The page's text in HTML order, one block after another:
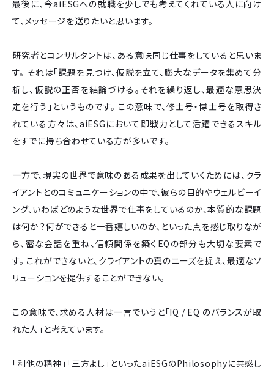
最後に、今aiESGへの就職を少しでも考えてくれている人に向け
て、メッセージを送りたいと思います。
研究者とコンサルタントは、ある意味同じ仕事をしていると思いま
す。 それは「課題を見つけ、仮説を立て、膨大なデータを集めて分
析し、仮説の正否を結論づける。それを繰り返し、最適な意思決
定を行う」というものです。 この意味で、修士号・博士号を取得さ
れている方々は、aiESGにおいて即戦力として活躍できるスキル
をすでに持ち合わせている方が多いです。
一方で、現実の世界で意味のある成果を出していくためには、クラ
イアントとのコミュニケーションの中で、彼らの目的やウェルビーイ
ング、いわばどのような世界で仕事をしているのか、本質的な課題
は何か？何ができると一番嬉しいのか、といった点を感じ取りなが
ら、密な会話を重ね、信頼関係を築くEQの部分も大切な要素で
す。 これができないと、クライアントの真のニーズを捉え、最適なソ
リューションを提供することができない。
この意味で、求める人材は一言でいうと「IQ / EQ のバランスが取
れた人」と考えています。
「利他の精神」「三方よし」といったaiESGのPhilosophyに共感し